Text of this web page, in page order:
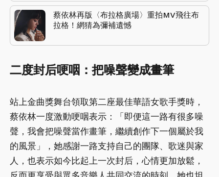
蔡依林再版〈布拉格廣場〉重拍MV飛往布
拉格！網猜為彌補遺憾
二度封后哽咽：把噪聲變成畫筆
站上金曲獎舞台領取第二座最佳華語女歌手獎時，
蔡依林一度激動哽咽表示：「即便這一路有很多噪
聲，我會把噪聲當作畫筆，繼續創作下一個屬於我
的風景」，她感謝一路支持自己的團隊、歌迷與家
人，也表示如今比起上一次封后，心情更加放鬆，